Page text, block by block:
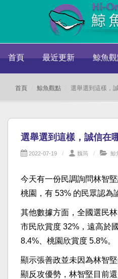
首頁 最近更新 鯨魚
首頁 鯨魚觀點 選舉選到這樣，
選舉選到這樣，誠信在
2022-07-19 魏筠 鯨
今天有一份民調詢問林智
桃園，有 53% 的民眾認為
其他數據方面，全國選民
市民欣賞度 32%，遠高於
8.4%、桃園欣賞度 5.8%。
顯示張善政並未因為林智
顯反攻優勢，林智堅目前還